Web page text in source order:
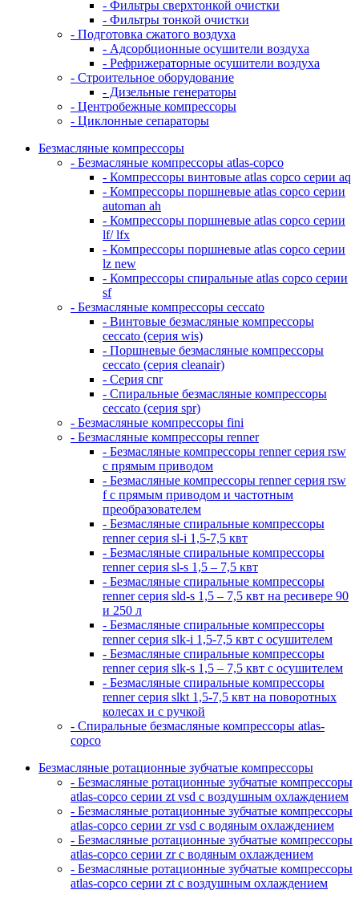
- Фильтры сверхтонкой очистки
- Фильтры тонкой очистки
- Подготовка сжатого воздуха
- Адсорбционные осушители воздуха
- Рефрижераторные осушители воздуха
- Строительное оборудование
- Дизельные генераторы
- Центробежные компрессоры
- Циклонные сепараторы
Безмасляные компрессоры
- Безмасляные компрессоры atlas-copco
- Компрессоры винтовые atlas copco серии aq
- Компрессоры поршневые atlas copco серии
automan ah
- Компрессоры поршневые atlas copco серии
lf/ lfx
- Компрессоры поршневые atlas copco серии
lz new
- Компрессоры спиральные atlas copco серии
sf
- Безмасляные компрессоры ceccato
- Винтовые безмасляные компрессоры
ceccato (серия wis)
- Поршневые безмасляные компрессоры
ceccato (серия cleanair)
- Серия cnr
- Спиральные безмасляные компрессоры
ceccato (серия spr)
- Безмасляные компрессоры fini
- Безмасляные компрессоры renner
- Безмасляные компрессоры renner серия rsw
с прямым приводом
- Безмасляные компрессоры renner серия rsw
f с прямым приводом и частотным
преобразователем
- Безмасляные спиральные компрессоры
renner серия sl-i 1,5-7,5 квт
- Безмасляные спиральные компрессоры
renner серия sl-s 1,5 – 7,5 квт
- Безмасляные спиральные компрессоры
renner серия sld-s 1,5 – 7,5 квт на ресивере 90
и 250 л
- Безмасляные спиральные компрессоры
renner серия slk-i 1,5-7,5 квт с осушителем
- Безмасляные спиральные компрессоры
renner серия slk-s 1,5 – 7,5 квт с осушителем
- Безмасляные спиральные компрессоры
renner серия slkt 1,5-7,5 квт на поворотных
колесах и с ручкой
- Спиральные безмасляные компрессоры atlas-
copco
Безмасляные ротационные зубчатые компрессоры
- Безмасляные ротационные зубчатые компрессоры
atlas-copco серии zt vsd с воздушным охлаждением
- Безмасляные ротационные зубчатые компрессоры
atlas-copco серии zr vsd с водяным охлаждением
- Безмасляные ротационные зубчатые компрессоры
atlas-copco серии zr с водяным охлаждением
- Безмасляные ротационные зубчатые компрессоры
atlas-copco серии zt с воздушным охлаждением